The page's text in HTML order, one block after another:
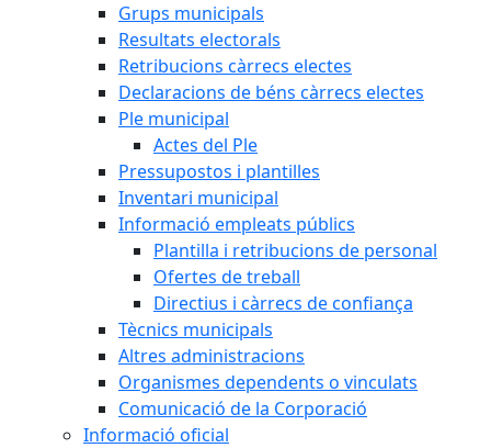
Grups municipals
Resultats electorals
Retribucions càrrecs electes
Declaracions de béns càrrecs electes
Ple municipal
Actes del Ple
Pressupostos i plantilles
Inventari municipal
Informació empleats públics
Plantilla i retribucions de personal
Ofertes de treball
Directius i càrrecs de confiança
Tècnics municipals
Altres administracions
Organismes dependents o vinculats
Comunicació de la Corporació
Informació oficial